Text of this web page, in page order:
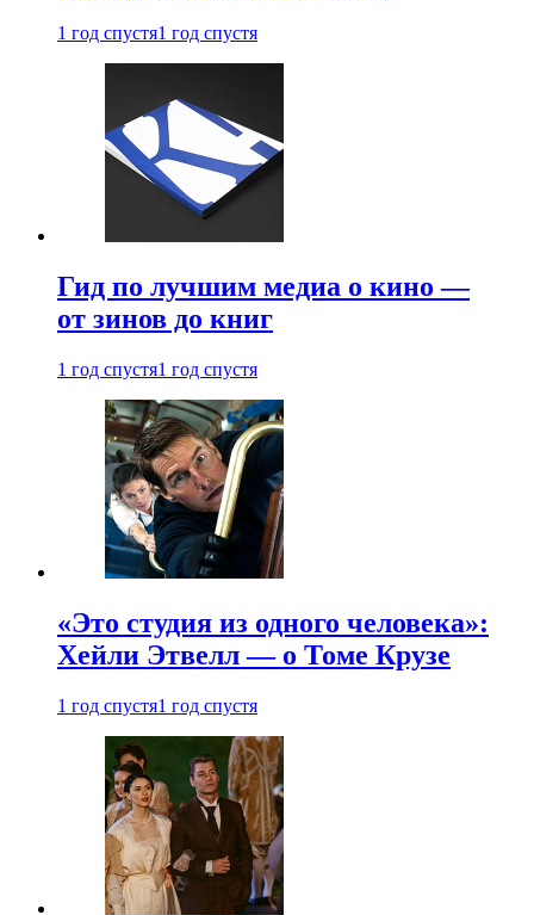
1 год спустя1 год спустя
Гид по лучшим медиа о кино —
от зинов до книг
1 год спустя1 год спустя
«Это студия из одного человека»:
Хейли Этвелл — о Томе Крузе
1 год спустя1 год спустя